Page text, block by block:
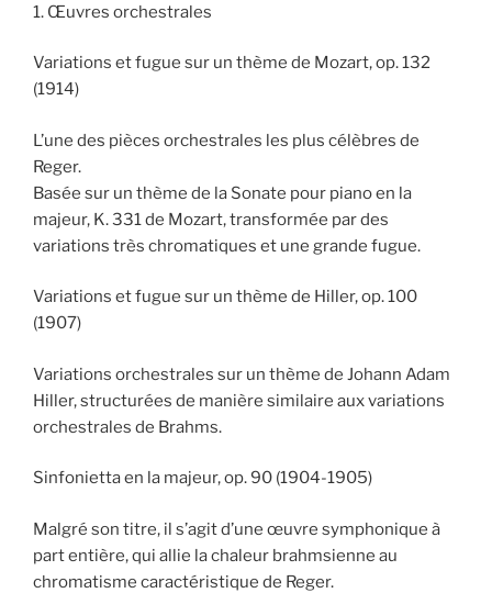
1. Œuvres orchestrales
Variations et fugue sur un thème de Mozart, op. 132
(1914)
L’une des pièces orchestrales les plus célèbres de
Reger.
Basée sur un thème de la Sonate pour piano en la
majeur, K. 331 de Mozart, transformée par des
variations très chromatiques et une grande fugue.
Variations et fugue sur un thème de Hiller, op. 100
(1907)
Variations orchestrales sur un thème de Johann Adam
Hiller, structurées de manière similaire aux variations
orchestrales de Brahms.
Sinfonietta en la majeur, op. 90 (1904-1905)
Malgré son titre, il s’agit d’une œuvre symphonique à
part entière, qui allie la chaleur brahmsienne au
chromatisme caractéristique de Reger.